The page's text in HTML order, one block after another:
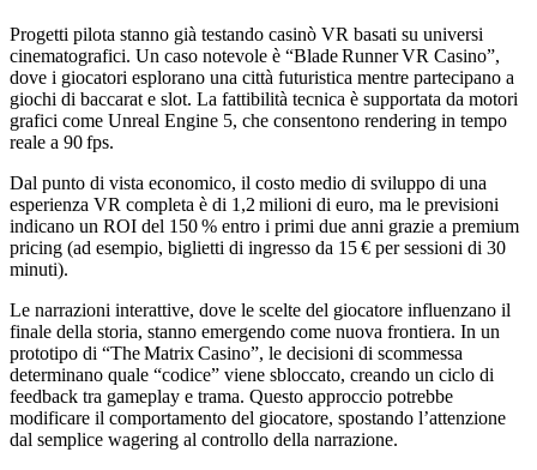
Progetti pilota stanno già testando casinò VR basati su universi
cinematografici. Un caso notevole è “Blade Runner VR Casino”,
dove i giocatori esplorano una città futuristica mentre partecipano a
giochi di baccarat e slot. La fattibilità tecnica è supportata da motori
grafici come Unreal Engine 5, che consentono rendering in tempo
reale a 90 fps.
Dal punto di vista economico, il costo medio di sviluppo di una
esperienza VR completa è di 1,2 milioni di euro, ma le previsioni
indicano un ROI del 150 % entro i primi due anni grazie a premium
pricing (ad esempio, biglietti di ingresso da 15 € per sessioni di 30
minuti).
Le narrazioni interattive, dove le scelte del giocatore influenzano il
finale della storia, stanno emergendo come nuova frontiera. In un
prototipo di “The Matrix Casino”, le decisioni di scommessa
determinano quale “codice” viene sbloccato, creando un ciclo di
feedback tra gameplay e trama. Questo approccio potrebbe
modificare il comportamento del giocatore, spostando l’attenzione
dal semplice wagering al controllo della narrazione.